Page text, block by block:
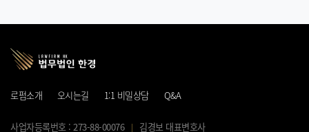
로펌소개 오시는길 1:1 비밀상담 Q&A
사업자등록번호 : 273-88-00076 김경보 대표변호사